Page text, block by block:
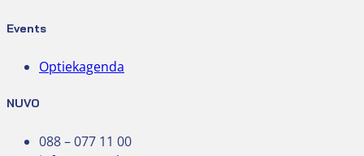
Events
Optiekagenda
NUVO
088 – 077 11 00